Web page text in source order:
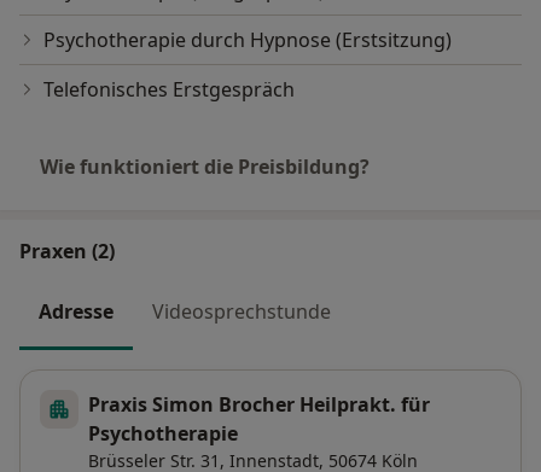
Psychotherapie durch Hypnose (Erstsitzung)
Telefonisches Erstgespräch
Wie funktioniert die Preisbildung?
Praxen (2)
Adresse Videosprechstunde
Praxis Simon Brocher Heilprakt. für
Psychotherapie
Brüsseler Str. 31, Innenstadt, 50674 Köln